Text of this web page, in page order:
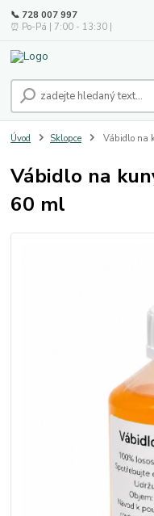
📞 728 007 997
⏰ Po-Pá | 7:00 - 13:30 |
Úvod Sklopce Vábidlo na
Vábidlo na
60 ml